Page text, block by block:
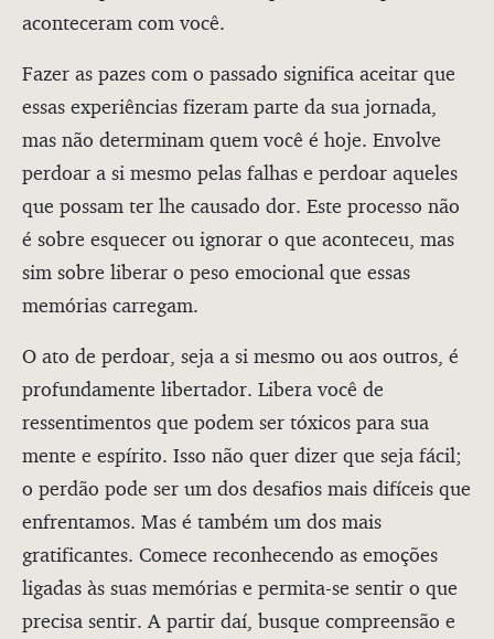
aconteceram com você.
Fazer as pazes com o passado significa aceitar que
essas experiências fizeram parte da sua jornada,
mas não determinam quem você é hoje. Envolve
perdoar a si mesmo pelas falhas e perdoar aqueles
que possam ter lhe causado dor. Este processo não
é sobre esquecer ou ignorar o que aconteceu, mas
sim sobre liberar o peso emocional que essas
memórias carregam.
O ato de perdoar, seja a si mesmo ou aos outros, é
profundamente libertador. Libera você de
ressentimentos que podem ser tóxicos para sua
mente e espírito. Isso não quer dizer que seja fácil;
o perdão pode ser um dos desafios mais difíceis que
enfrentamos. Mas é também um dos mais
gratificantes. Comece reconhecendo as emoções
ligadas às suas memórias e permita-se sentir o que
precisa sentir. A partir daí, busque compreensão e